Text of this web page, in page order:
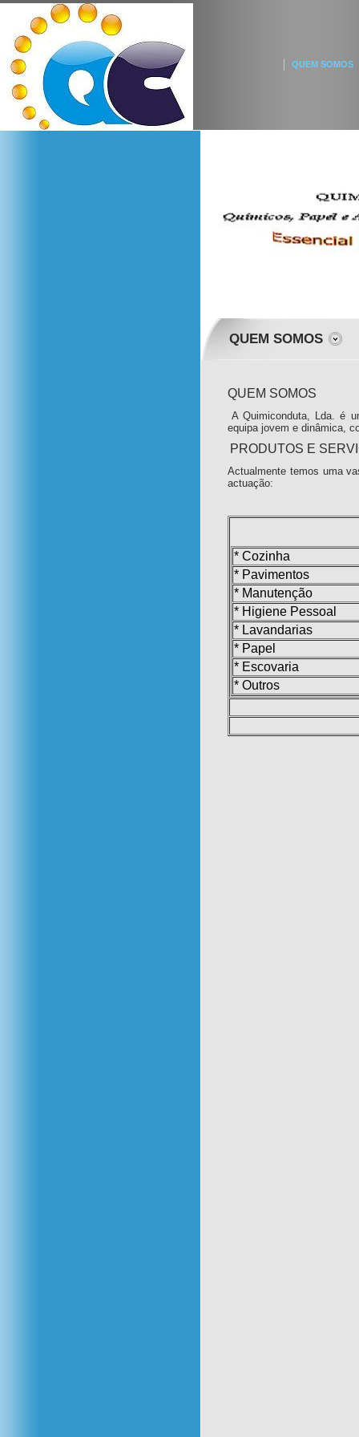
QUEM SOMOS
QUEM SOMOS
QUEM SOMOS
A Quimiconduta, Lda. é
equipa jovem e dinâmica,
PRODUTOS E
Actualmente temos uma
actuação:
* Cozinha
* Pavimentos
* Manutenção
* Higiene Pessoal
* Lavandarias
* Papel
* Escovaria
* Outros